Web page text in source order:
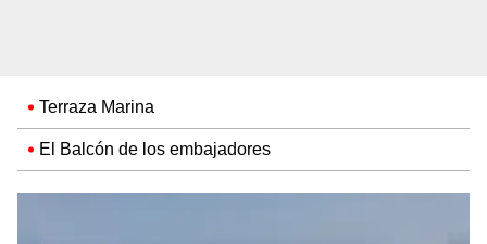
Terraza Marina
El Balcón de los embajadores